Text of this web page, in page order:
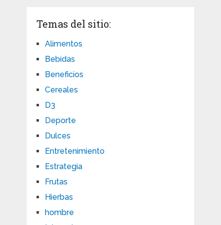
Temas del sitio:
Alimentos
Bebidas
Beneficios
Cereales
D3
Deporte
Dulces
Entretenimiento
Estrategia
Frutas
Hierbas
hombre